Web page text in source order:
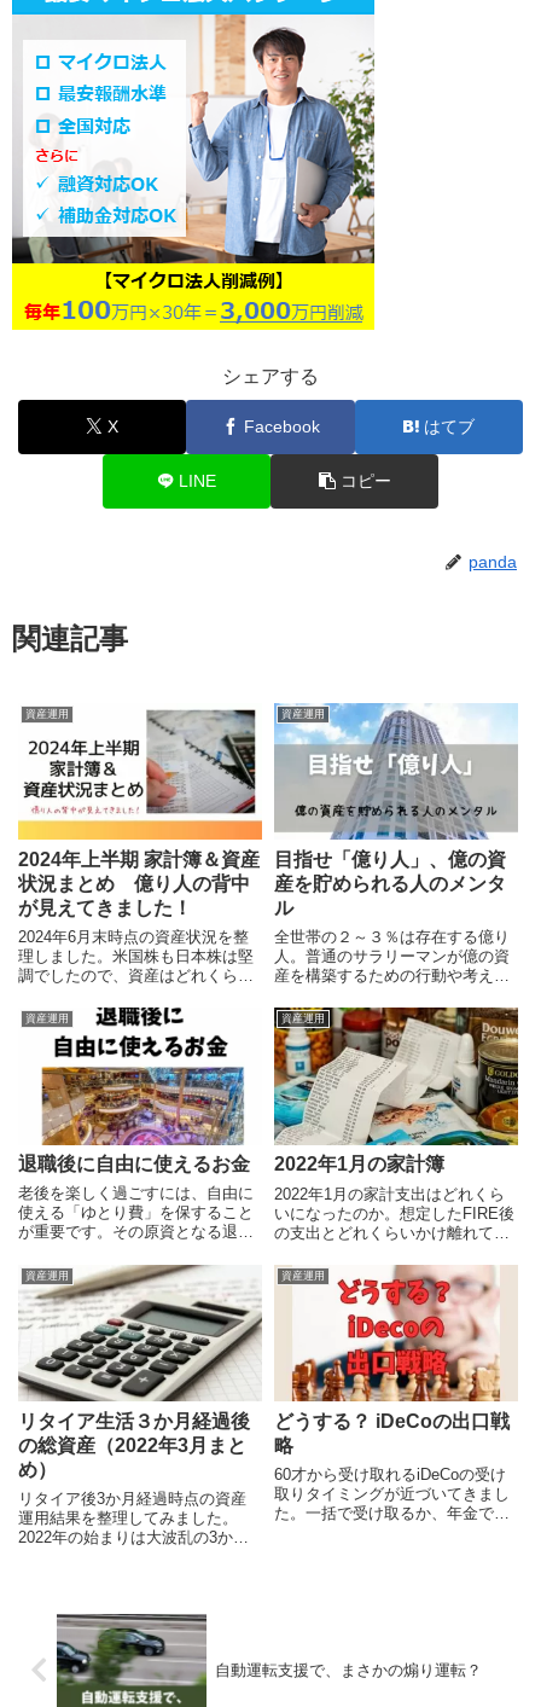
シェアする
X Facebook はてブ
LINE コピー
panda
関連記事
資産運用
2024年上半期 家計簿＆資産
状況まとめ 億り人の背中
が見えてきました！
2024年6月末時点の資産状況を整
理しました。米国株も日本株は堅
調でしたので、資産はどれくらい
末に向けた後半戦の投資戦略とラ
イフスタイルはどう考えるのか？
資産運用
目指せ「億り人」、億の資
産を貯められる人のメンタ
ル
全世帯の２～３％は存在する億り
人。普通のサラリーマンが億の資
産を構築するための行動や考え方
資産運用
退職後に自由に使えるお金
老後を楽しく過ごすには、自由に
使える「ゆとり費」を保すること
が重要です。その原資となる退職
し、すべての金融資産を定期的に
チェックすることも必要です。
資産運用
2022年1月の家計簿
2022年1月の家計支出はどれくら
いになったのか。想定したFIRE後
の支出とどれくらいかけ離れてい
落がいつまで続くのか。pandaの
FIRE計画は果たして予定どおり進
んでいるのか。
資産運用
リタイア生活３か月経過後
の総資産（2022年3月まと
め）
リタイア後3か月経過時点の資産
運用結果を整理してみました。
2022年の始まりは大波乱の3か月
資産運用
どうする？ iDeCoの出口戦
略
60才から受け取れるiDeCoの受け
取りタイミングが近づいてきまし
た。一括で受け取るか、年金で受
自動運転支援で、まさかの煽り運転？